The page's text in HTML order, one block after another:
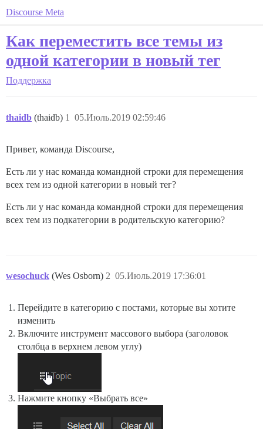
Discourse Meta
Как переместить все темы из
одной категории в новый тег
Поддержка
thaidb (thaidb) 05.Июль.2019 02:59:46
1
Привет, команда Discourse,
Есть ли у нас команда командной строки для перемещения
всех тем из одной категории в новый тег?
Есть ли у нас команда командной строки для перемещения
всех тем из подкатегории в родительскую категорию?
wesochuck (Wes Osborn) 05.Июль.2019 17:36:01
2
Перейдите в категорию с постами, которые вы хотите
изменить
Включите инструмент массового выбора (заголовок
столбца в верхнем левом углу)
Нажмите кнопку «Выбрать все»